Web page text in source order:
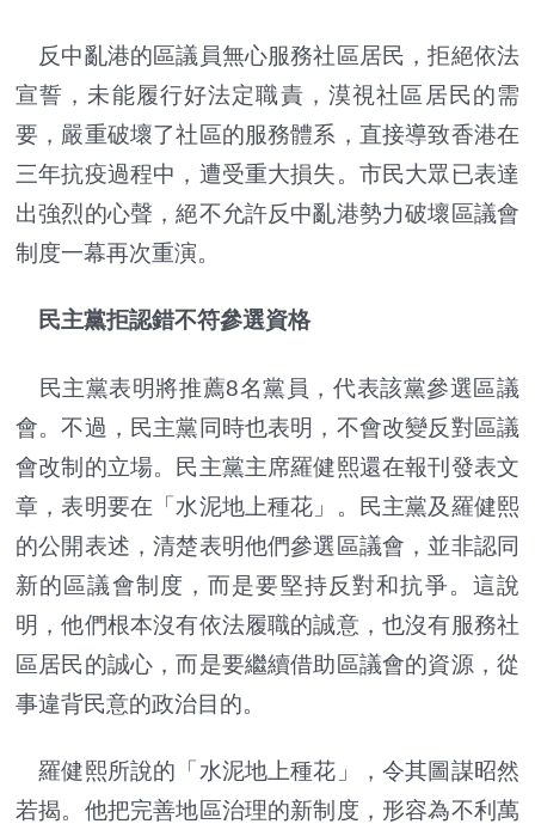
反中亂港的區議員無心服務社區居民，拒絕依法
宣誓，未能履行好法定職責，漠視社區居民的需
要，嚴重破壞了社區的服務體系，直接導致香港在
三年抗疫過程中，遭受重大損失。市民大眾已表達
出強烈的心聲，絕不允許反中亂港勢力破壞區議會
制度一幕再次重演。
民主黨拒認錯不符參選資格
民主黨表明將推薦8名黨員，代表該黨參選區議
會。不過，民主黨同時也表明，不會改變反對區議
會改制的立場。民主黨主席羅健熙還在報刊發表文
章，表明要在「水泥地上種花」。民主黨及羅健熙
的公開表述，清楚表明他們參選區議會，並非認同
新的區議會制度，而是要堅持反對和抗爭。這說
明，他們根本沒有依法履職的誠意，也沒有服務社
區居民的誠心，而是要繼續借助區議會的資源，從
事違背民意的政治目的。
羅健熙所說的「水泥地上種花」，令其圖謀昭然
若揭。他把完善地區治理的新制度，形容為不利萬